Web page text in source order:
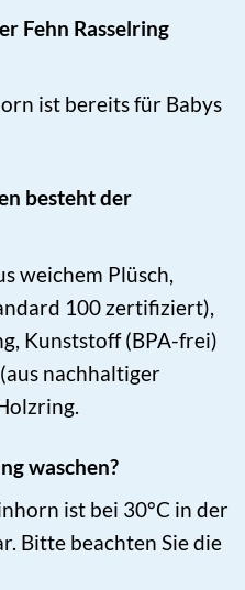
Fehn Rasselring
ist bereits für Babys
besteht der
weichem Plüsch,
100 zertifiziert),
Kunststoff (BPA-frei)
nachhaltiger
waschen?
ist bei 30°C in der
Bitte beachten Sie die